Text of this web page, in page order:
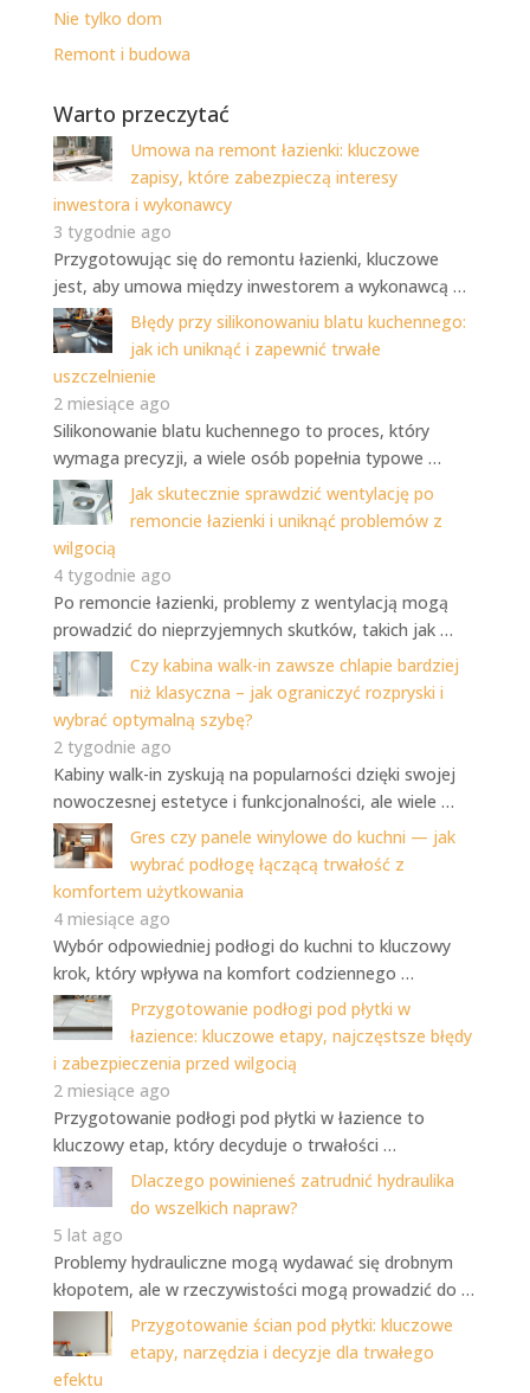
Nie tylko dom
Remont i budowa
Warto przeczytać
Umowa na remont łazienki: kluczowe
zapisy, które zabezpieczą interesy
inwestora i wykonawcy
3 tygodnie ago
Przygotowując się do remontu łazienki, kluczowe
jest, aby umowa między inwestorem a wykonawcą …
Błędy przy silikonowaniu blatu kuchennego:
jak ich uniknąć i zapewnić trwałe
uszczelnienie
2 miesiące ago
Silikonowanie blatu kuchennego to proces, który
wymaga precyzji, a wiele osób popełnia typowe …
Jak skutecznie sprawdzić wentylację po
remoncie łazienki i uniknąć problemów z
wilgocią
4 tygodnie ago
Po remoncie łazienki, problemy z wentylacją mogą
prowadzić do nieprzyjemnych skutków, takich jak …
Czy kabina walk-in zawsze chlapie bardziej
niż klasyczna – jak ograniczyć rozpryski i
wybrać optymalną szybę?
2 tygodnie ago
Kabiny walk-in zyskują na popularności dzięki swojej
nowoczesnej estetyce i funkcjonalności, ale wiele …
Gres czy panele winylowe do kuchni — jak
wybrać podłogę łączącą trwałość z
komfortem użytkowania
4 miesiące ago
Wybór odpowiedniej podłogi do kuchni to kluczowy
krok, który wpływa na komfort codziennego …
Przygotowanie podłogi pod płytki w
łazience: kluczowe etapy, najczęstsze błędy
i zabezpieczenia przed wilgocią
2 miesiące ago
Przygotowanie podłogi pod płytki w łazience to
kluczowy etap, który decyduje o trwałości …
Dlaczego powinieneś zatrudnić hydraulika
do wszelkich napraw?
5 lat ago
Problemy hydrauliczne mogą wydawać się drobnym
kłopotem, ale w rzeczywistości mogą prowadzić do …
Przygotowanie ścian pod płytki: kluczowe
etapy, narzędzia i decyzje dla trwałego
efektu